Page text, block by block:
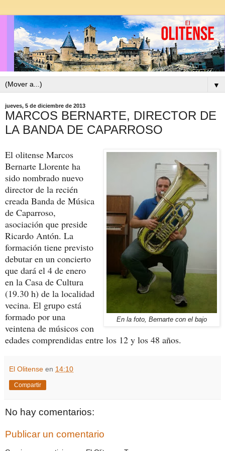
▼
jueves, 5 de diciembre de 2013
MARCOS BERNARTE, DIRECTOR DE
LA BANDA DE CAPARROSO
En la foto, Bernarte con el bajo
El olitense Marcos
Bernarte Llorente ha
sido nombrado nuevo
director de la recién
creada Banda de Música
de Caparroso,
asociación que preside
Ricardo Antón. La
formación tiene previsto
debutar en un concierto
que dará el 4 de enero
en la Casa de Cultura
(19.30 h) de la localidad
vecina. El grupo está
formado por una
veintena de músicos con
edades comprendidas entre los 12 y los 48 años.
El Olitense en 14:10
Compartir
No hay comentarios:
Publicar un comentario